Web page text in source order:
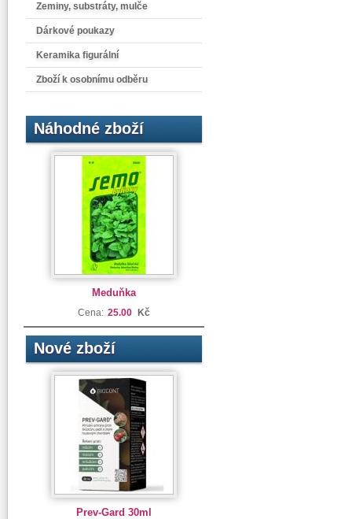
Zeminy, substráty, mulče
Dárkové poukazy
Keramika figurální
Zboží k osobnímu odběru
Náhodné zboží
Meduňka
Cena: 25.00 Kč
Nové zboží
Prev-Gard 30ml